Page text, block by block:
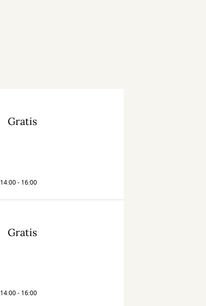
Gratis
14:00 - 16:00
Gratis
14:00 - 16:00